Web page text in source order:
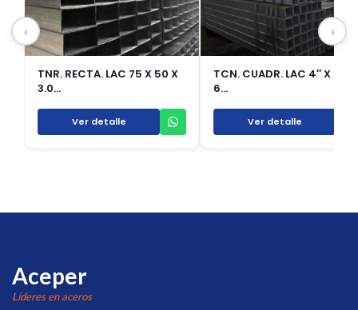
TNR. RECTA. LAC 75 X 50 X
3.0…
Ver detalle
TCN. CUADR. LAC 4″ X 4.5
6…
Ver detalle
‹ ›
Aceper
Líderes en aceros